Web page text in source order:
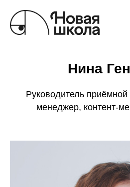
Нина
Руководитель
менеджер, контент-